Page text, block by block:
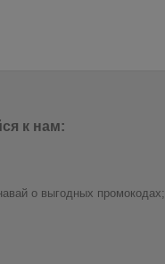
к нам:
о выгодных промокодах;